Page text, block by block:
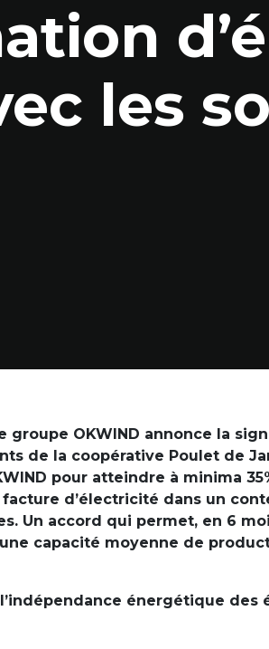
les
groupe OKWIND annonce la
de la coopérative Poulet de
pour atteindre à minima
d’électricité dans un
Un accord qui permet, en 6
capacité moyenne de
énergétique des